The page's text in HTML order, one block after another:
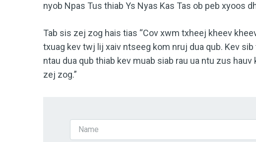
nyob Npas Tus thiab Ys Nyas Kas Tas ob peb xyoos
Tab sis zej zog hais tias “Cov xwm txheej kheev
txuag kev twj lij xaiv ntseeg kom nruj dua qub. Kev
ntau dua qub thiab kev muab siab rau ua ntu zus
zej zog.”